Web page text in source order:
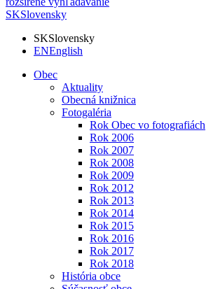
SKSlovensky
SKSlovensky
ENEnglish
Obec
Aktuality
Obecná knižnica
Fotogaléria
Rok Obec vo fotografiách
Rok 2006
Rok 2007
Rok 2008
Rok 2009
Rok 2012
Rok 2013
Rok 2014
Rok 2015
Rok 2016
Rok 2017
Rok 2018
História obce